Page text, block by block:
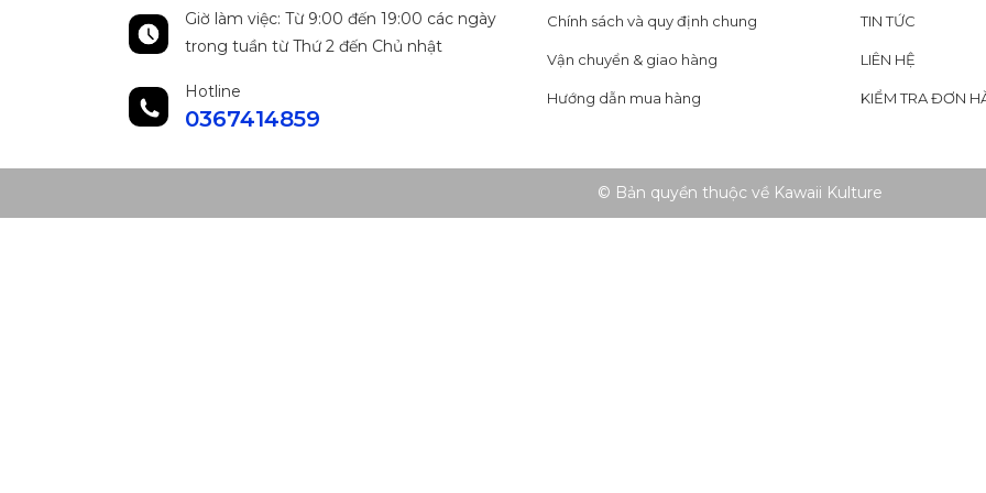
Giờ làm việc: Từ 9:00 đến 19:00 các ngày
trong tuần từ Thứ 2 đến Chủ nhật
Hotline
0367414859
Chính sách và quy định chung
Vận chuyển & giao hàng
Hướng dẫn mua hàng
TIN TỨC
LIÊN HỆ
KIỂM TRA ĐƠN
© Bản quyền thuộc về Kawaii Kulture